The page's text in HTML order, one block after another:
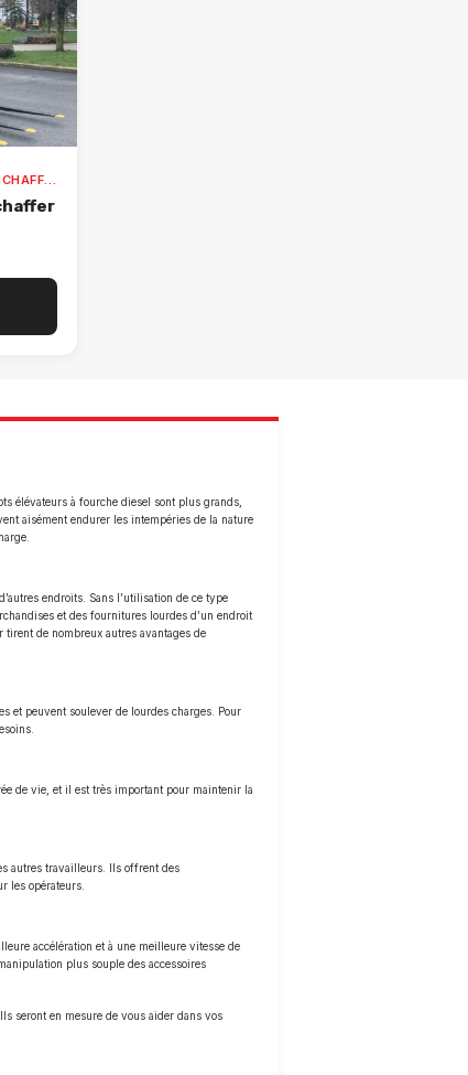
CHARIOT ÉLÉVATEUR ET 3 ROUES · SCHAFFER · 6680 CONFORT+
élévateurs à fourche diesel sont plus grands,
aisément endurer les intempéries de la nature
endroits. Sans l’utilisation de ce type
et des fournitures lourdes d’un endroit
tirent de nombreux autres avantages de
et peuvent soulever de lourdes charges. Pour
de vie, et il est très important pour maintenir la
autres travailleurs. Ils offrent des
les opérateurs.
accélération et à une meilleure vitesse de
plus souple des accessoires
seront en mesure de vous aider dans vos